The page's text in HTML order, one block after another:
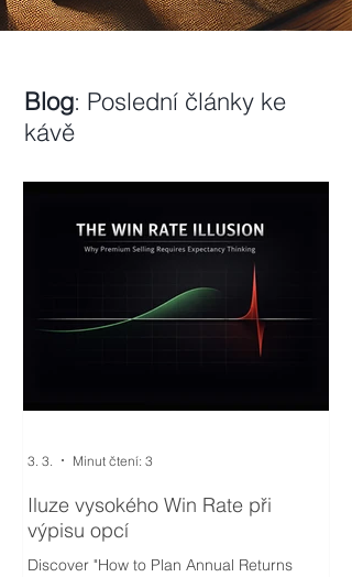
Blog: Poslední články ke
kávě
Iluze vysokého Win Rate při
výpisu opcí
Discover "How to Plan Annual Returns
3. 3. Minut čtení: 3